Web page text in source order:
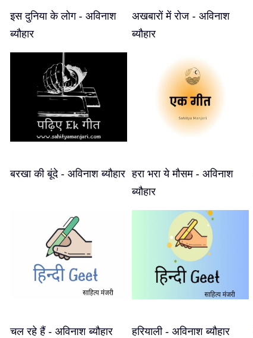
इस दुनिया के लोग - अविनाश
ब्यौहार
अखबारों में रोज - अविनाश
ब्यौहार
बरखा की बूंदे - अविनाश ब्यौहार हरा भरा ये मौसम - अविनाश
ब्यौहार
चल रहे हैं - अविनाश ब्यौहार हरियाली - अविनाश ब्यौहार